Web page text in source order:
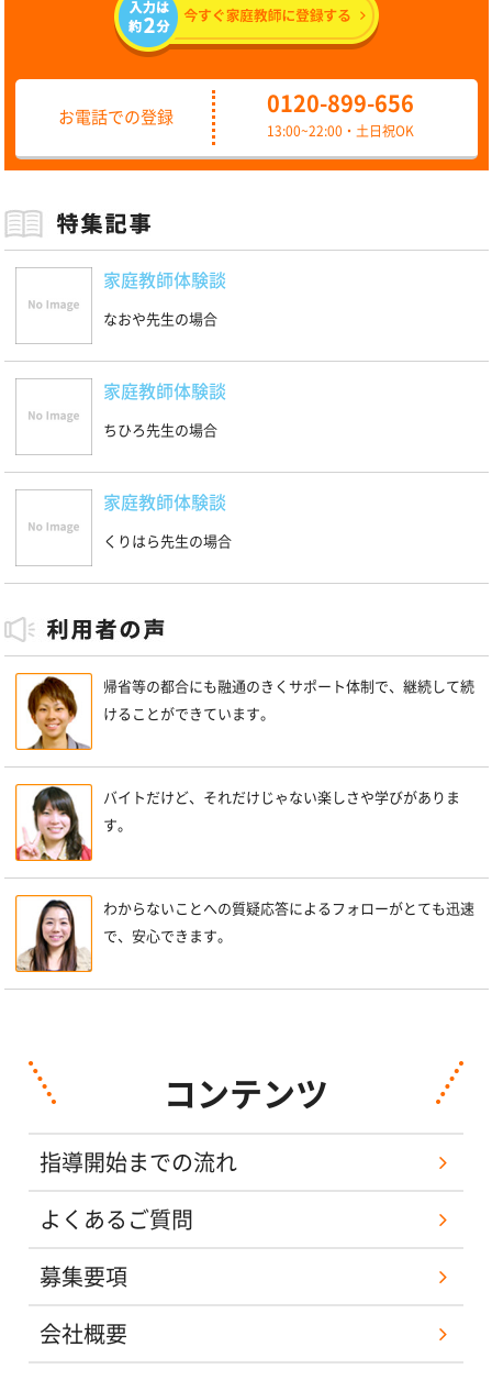
お電話での登録
0120-899-656
13:00~22:00・土日祝OK
家庭教師体験談
なおや先生の場合
家庭教師体験談
ちひろ先生の場合
家庭教師体験談
くりはら先生の場合
帰省等の都合にも融通のきくサポート体制で、継続して続
けることができています。
バイトだけど、それだけじゃない楽しさや学びがありま
す。
わからないことへの質疑応答によるフォローがとても迅速
で、安心できます。
コンテンツ
指導開始までの流れ
よくあるご質問
募集要項
会社概要